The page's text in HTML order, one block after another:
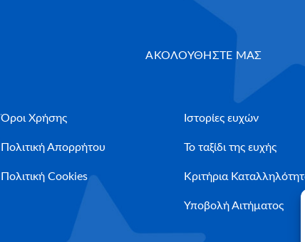
ΑΚΟΛΟΥΘΗΣΤΕ ΜΑΣ
Όροι Χρήσης
Πολιτική Απορρήτου
Πολιτική Cookies
Ιστορίες ευχών
Το ταξίδι της ευχής
Κριτήρια
Υποβολή Αιτήματος